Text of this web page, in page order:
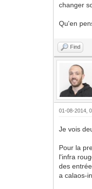
changer
Qu'en
Find
01-08-2014,
Je vois
Pour la
l'infra
des
a calaos-